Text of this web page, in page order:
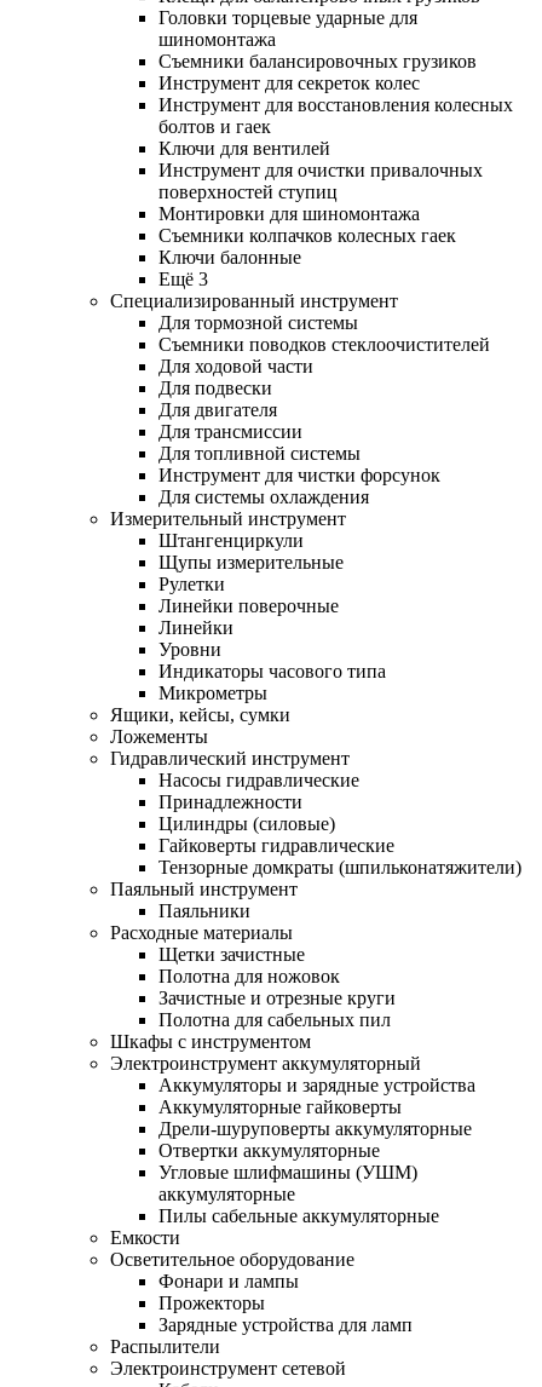
Головки торцевые ударные для
шиномонтажа
Съемники балансировочных грузиков
Инструмент для секреток колес
Инструмент для восстановления колесных
болтов и гаек
Ключи для вентилей
Инструмент для очистки привалочных
поверхностей ступиц
Монтировки для шиномонтажа
Съемники колпачков колесных гаек
Ключи балонные
Ещё 3
Специализированный инструмент
Для тормозной системы
Съемники поводков стеклоочистителей
Для ходовой части
Для подвески
Для двигателя
Для трансмиссии
Для топливной системы
Инструмент для чистки форсунок
Для системы охлаждения
Измерительный инструмент
Штангенциркули
Щупы измерительные
Рулетки
Линейки поверочные
Линейки
Уровни
Индикаторы часового типа
Микрометры
Ящики, кейсы, сумки
Ложементы
Гидравлический инструмент
Насосы гидравлические
Принадлежности
Цилиндры (силовые)
Гайковерты гидравлические
Тензорные домкраты (шпильконатяжители)
Паяльный инструмент
Паяльники
Расходные материалы
Щетки зачистные
Полотна для ножовок
Зачистные и отрезные круги
Полотна для сабельных пил
Шкафы с инструментом
Электроинструмент аккумуляторный
Аккумуляторы и зарядные устройства
Аккумуляторные гайковерты
Дрели-шуруповерты аккумуляторные
Отвертки аккумуляторные
Угловые шлифмашины (УШМ)
аккумуляторные
Пилы сабельные аккумуляторные
Емкости
Осветительное оборудование
Фонари и лампы
Прожекторы
Зарядные устройства для ламп
Распылители
Электроинструмент сетевой